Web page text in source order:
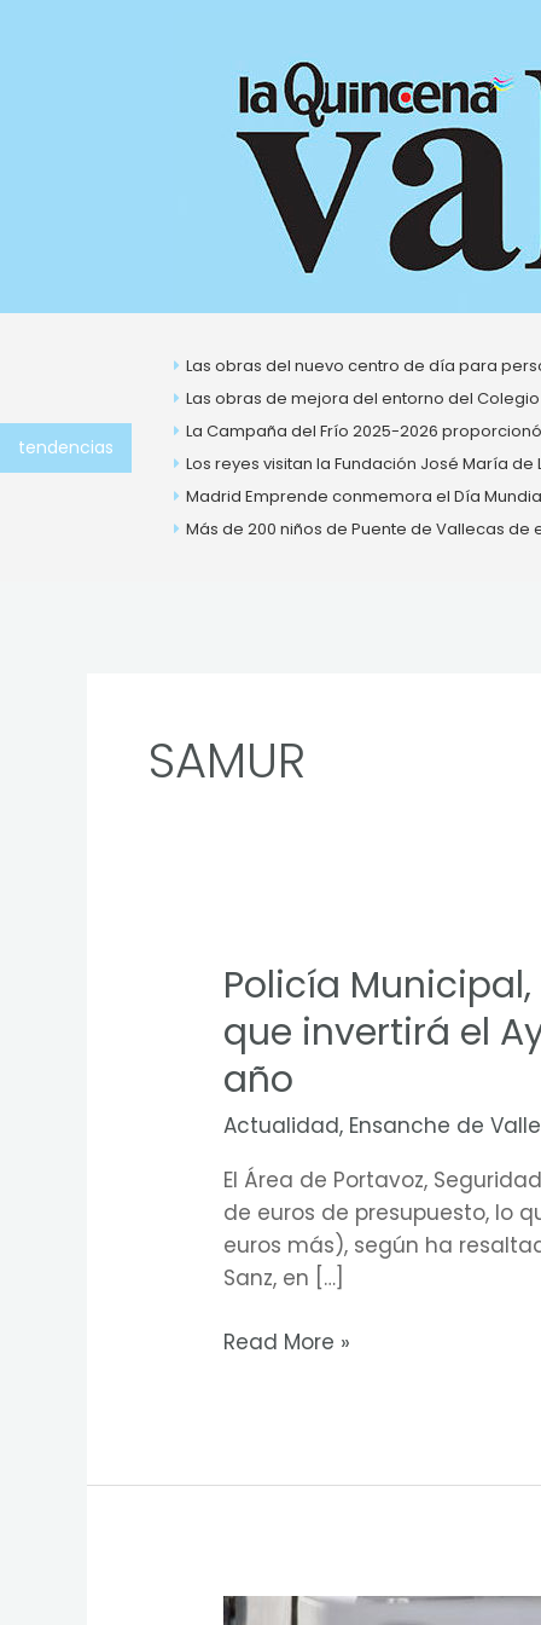
tendencias
Las obras del nuevo centro de día para
Las obras de mejora del entorno del
La Campaña del Frío 2025-2026
Los reyes visitan la Fundación José María
Madrid Emprende conmemora el Día
Más de 200 niños de Puente de Vallecas de
SAMUR
Policía
que invertirá el
año
Actualidad, Ensanche de
El Área de Portavoz,
de euros de presupuesto, lo
euros más), según ha
Sanz, en […]
Policía
Municipal,
SAMUR-
Protección
y
Bomberos.
Esto
es
lo
invertirá
próximo
Read More »
Mañana